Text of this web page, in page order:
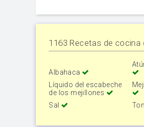
1163 Recetas de
Albahaca
Líquido del escabeche
de los mejillones
Sal